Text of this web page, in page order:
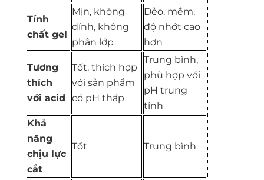
Tính
chất gel
Mịn, không
dính, không
phân lớp
Dẻo, mềm,
độ nhớt cao
hơn
Tương
thích
với acid
Tốt, thích hợp
với sản phẩm
có pH thấp
Trung bình,
phù hợp với
pH trung
tính
Khả
năng
chịu lực
cắt
Tốt Trung bình